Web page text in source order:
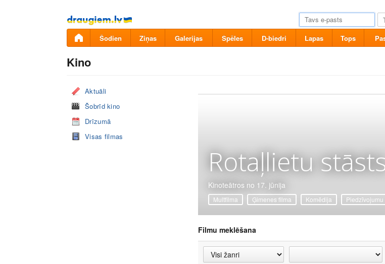
Pāriet
uz
saturu
Šodien Ziņas Galerijas Spēles D-biedri Lapas Tops
Kino
Aktuāli
Šobrīd kino
Drīzumā
Visas filmas
Rotaļlietu
Kinoteātros no 17. jūnija
Multfilma Ģimenes filma Komēdija Piedzīvojumu
Filmu meklēšana